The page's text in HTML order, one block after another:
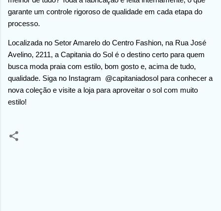
garante um controle rigoroso de qualidade em cada etapa do
processo.
Localizada no Setor Amarelo do Centro Fashion, na Rua José
Avelino, 2211, a Capitania do Sol é o destino certo para quem
busca moda praia com estilo, bom gosto e, acima de tudo,
qualidade. Siga no Instagram @capitaniadosol para conhecer a
nova coleção e visite a loja para aproveitar o sol com muito
estilo!